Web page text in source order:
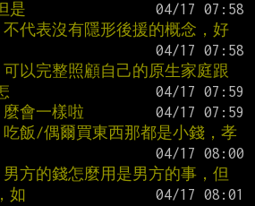
是
代表沒有隱形後援的概念，好
以完整照顧自己的原生家庭跟
會一樣啦
飯/偶爾買東西那都是小錢，孝
方的錢怎麼用是男方的事，但
如